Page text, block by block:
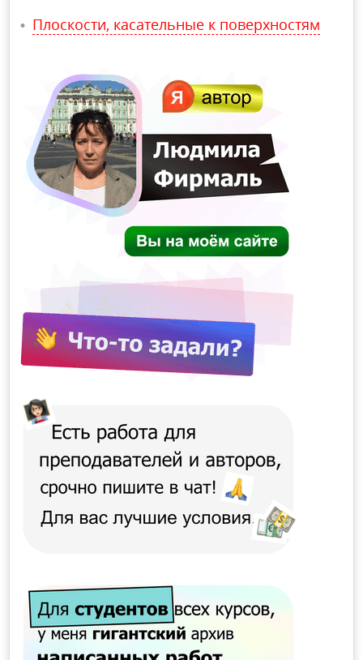
Плоскости, касательные к поверхностям